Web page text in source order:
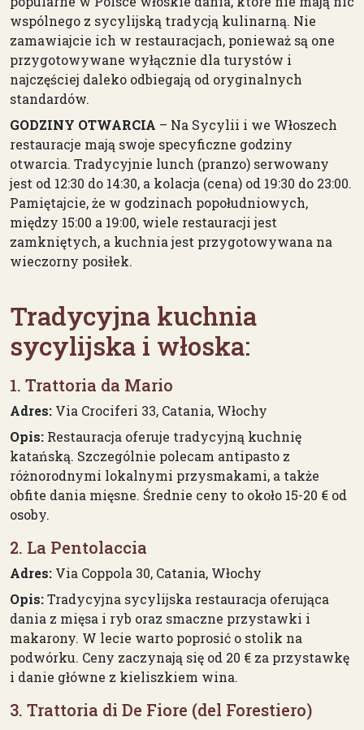
wspólnego z sycylijską tradycją kulinarną. Nie
zamawiajcie ich w restauracjach, ponieważ są one
przygotowywane wyłącznie dla turystów i
najczęściej daleko odbiegają od oryginalnych
standardów.
GODZINY OTWARCIA – Na Sycylii i we Włoszech
restauracje mają swoje specyficzne godziny
otwarcia. Tradycyjnie lunch (pranzo) serwowany
jest od 12:30 do 14:30, a kolacja (cena) od 19:30 do 23:00.
Pamiętajcie, że w godzinach popołudniowych,
między 15:00 a 19:00, wiele restauracji jest
zamkniętych, a kuchnia jest przygotowywana na
wieczorny posiłek.
Tradycyjna kuchnia
sycylijska i włoska:
1. Trattoria da Mario
Adres: Via Crociferi 33, Catania, Włochy
Opis: Restauracja oferuje tradycyjną kuchnię
katańską. Szczególnie polecam antipasto z
różnorodnymi lokalnymi przysmakami, a także
obfite dania mięsne. Średnie ceny to około 15-20 € od
osoby.
2. La Pentolaccia
Adres: Via Coppola 30, Catania, Włochy
Opis:Tradycyjna sycylijska restauracja oferująca
dania z mięsa i ryb oraz smaczne przystawki i
makarony. W lecie warto poprosić o stolik na
podwórku. Ceny zaczynają się od 20 € za przystawkę
i danie główne z kieliszkiem wina.
3. Trattoria di De Fiore (del Forestiero)